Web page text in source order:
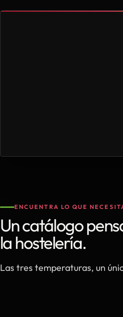
ENCUENTRA LO QUE
Un catálogo
la hostelería.
Las tres temperaturas, un